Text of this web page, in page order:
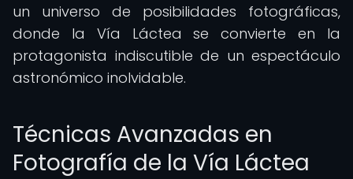
un universo de posibilidades fotográficas,
donde la Vía Láctea se convierte en la
protagonista indiscutible de un espectáculo
astronómico inolvidable.
Técnicas Avanzadas en
Fotografía de la Vía Láctea